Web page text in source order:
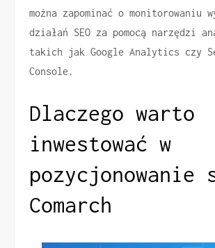
można zapominać o monitorowaniu
działań SEO za pomocą narzędzi
takich jak Google Analytics czy
Console.
Dlaczego warto
inwestować w
pozycjonowanie
Comarch